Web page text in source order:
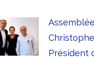
Président